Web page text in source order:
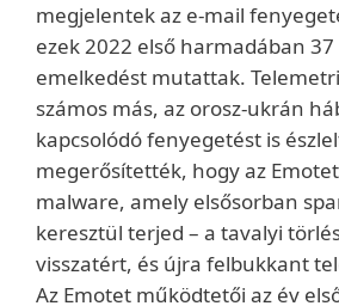
megjelentek az e-mail
ezek 2022 első harmadában 37
emelkedést mutattak.
számos más, az orosz-ukrán
kapcsolódó fenyegetést is
megerősítették, hogy az
malware, amely elsősorban
keresztül terjed – a tavalyi
visszatért, és újra felbukkant
Az Emotet működtetői az év